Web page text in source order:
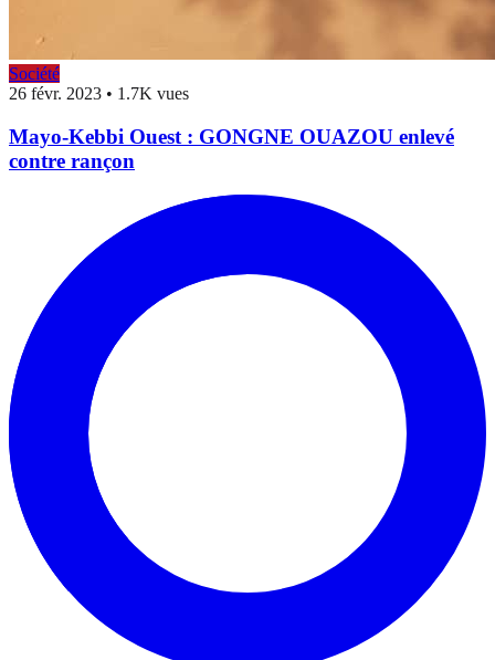
Société
26 févr. 2023 • 1.7K vues
Mayo-Kebbi Ouest : GONGNE OUAZOU enlevé
contre rançon